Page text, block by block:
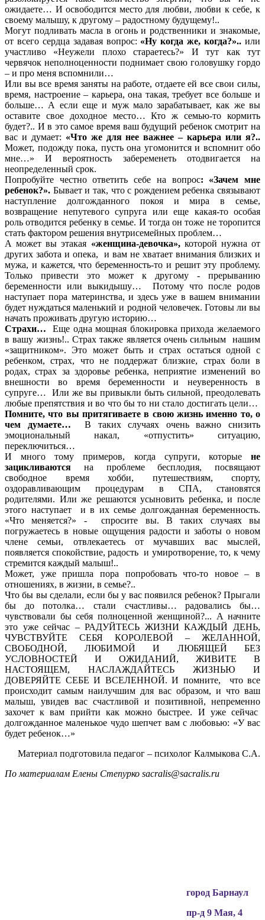
ожидаете… И освободится место для любви, любви к себе, к
своему малышу, к другому – радостному будущему!..
Могут подливать масла в огонь и родственники и знакомые,
от всего сердца задавая вопрос: «Ну когда же, когда?».. или
участливо «Неужели плохо стараетесь?» И тут как тут
червячок неполноценности поднимает свою головушку гордо
– и про меня вспомнили…
Или вы все время заняты на работе, отдаете ей все свои силы,
время, настроение – карьера, она такая, требует все больше и
больше… А если еще и муж мало зарабатывает, как же вы
оставите свое доходное место… Кто ж семью-то кормить
будет?.. И в это самое время ваш будущий ребенок смотрит на
вас и думает: «Что же для нее важнее – карьера или я?..
Может, подожду пока, пусть она угомонится и вспомнит обо
мне…» И вероятность забеременеть отодвигается на
неопределенный срок.
Попробуйте честно ответить себе на вопрос: «Зачем мне
ребенок?». Бывает и так, что с рождением ребенка связывают
наступление долгожданного покоя и мира в семье,
возвращение непутевого супруга или еще какая-то особая
роль отводится ребенку в семье. И тогда он тоже не торопится
стать фактором решения внутрисемейных проблем…
А может вы этакая «женщина-девочка»,которой нужна от
других забота и опека, и вам не хватает внимания близких и
мужа, и кажется, что беременность-то и решит эту проблему.
Только привести это может к другому - прерыванию
беременности или выкидышу… Потому что после родов
наступает пора материнства, и здесь уже в вашем внимании
будет нуждаться маленький и родной человечек. Готовы ли вы
начать проживать другую историю…
Страхи… Еще одна мощная блокировка прихода желаемого
в вашу жизнь!.. Страх также является очень сильным нашим
«защитником». Это может быть и страх остаться одной с
ребенком, страх, что не поддержат близкие, страх боли в
родах, страх за здоровье ребенка, неприятие изменений во
внешности во время беременности и неуверенность в
супруге… Или же вы привыкли быть сильной, преодолевать
любые препятствия и во что бы то ни стало достигать цели…
Помните, что вы притягиваете в свою жизнь именно то, о
чем думаете…
В таких случаях очень важно снизить
эмоциональный накал, «отпустить» ситуацию,
переключиться…
И много тому примеров, когда супруги, которые не
зацикливаются на проблеме бесплодия, посвящают
свободное время хобби, путешествиям, спорту,
оздоравливающим процедурам в СПА, становятся
родителями. Или же решаются усыновить ребенка, и после
этого наступает и в их семье долгожданная беременность.
«Что меняется?» - спросите вы. В таких случаях вы
погружаетесь в новые ощущения радости и заботы о новом
члене семьи, отвлекаетесь от мучавших вас мыслей,
появляется спокойствие, радость и умиротворение, то, к чему
стремится каждый малыш!..
Может, уже пришла пора попробовать что-то новое – в
отношениях, в жизни, в семье?..
Что бы вы сделали, если бы у вас появился ребенок? Прыгали
бы до потолка… стали счастливы… радовались бы…
чувствовали бы себя полноценной женщиной?... А начните
это уже сейчас – РАДУЙТЕСЬ ЖИЗНИ КАЖДЫЙ ДЕНЬ,
ЧУВСТВУЙТЕ СЕБЯ КОРОЛЕВОЙ – ЖЕЛАННОЙ,
СВОБОДНОЙ, ЛЮБИМОЙ И ЛЮБЯЩЕЙ БЕЗ
УСЛОВНОСТЕЙ И ОЖИДАНИЙ, ЖИВИТЕ В
НАСТОЯЩЕМ, НАСЛАЖДАЙТЕСЬ ЖИЗНЬЮ И
ДОВЕРЯЙТЕ СЕБЕ И ВСЕЛЕННОЙ. И помните, что все
происходит самым наилучшим для вас образом, и что ваш
малыш, увидев вас счастливой и позитивной, непременно
захочет к вам прийти как можно быстрее. И уже сейчас
долгожданное маленькое чудо шепчет вам с любовью: «У вас
будет ребенок…»
Материал подготовила педагог – психолог Калмыкова С.А.
По материалам Елены Степурко sacralis@sacralis.ru
город Барнаул
пр-д 9 Мая, 4